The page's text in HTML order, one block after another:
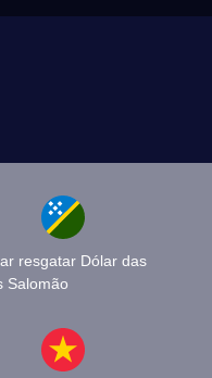
resgatar Dólar das
Salomão